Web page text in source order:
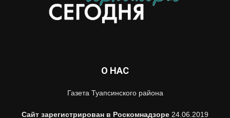
О НАС
Газета Туапсинского района
Сайт зарегистрирован в Роскомнадзоре 24.06.2019